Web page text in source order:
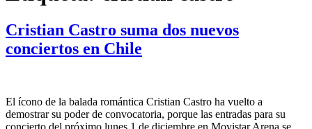
Cristian Castro suma dos nuevos
conciertos en Chile
El ícono de la balada romántica Cristian Castro ha vuelto a
demostrar su poder de convocatoria, porque las entradas para su